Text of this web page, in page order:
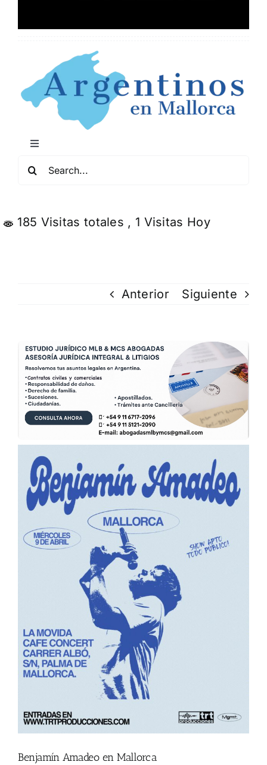
Toggle
Mapa de Locales Arg
Buscar:
185 Visitas totales , 1 Visitas Hoy
Anterior Siguiente
Ver
imagen
más
grande
Benjamín Amadeo en Mallorca